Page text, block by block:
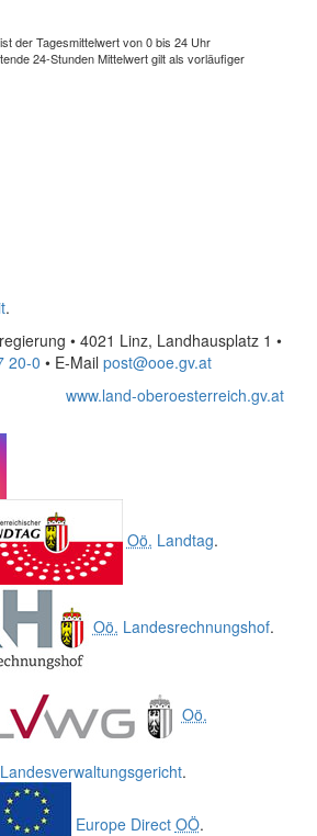
der Tagesmittelwert von 0 bis 24 Uhr
24-Stunden Mittelwert gilt als vorläufiger
.
• 4021 Linz, Landhausplatz 1 •
20-0 • E-Mail post@ooe.gv.at
www.land-oberoesterreich.gv.at
Oö. Landtag.
Oö. Landesrechnungshof.
Oö.
Landesverwaltungsgericht.
Europe Direct OÖ.